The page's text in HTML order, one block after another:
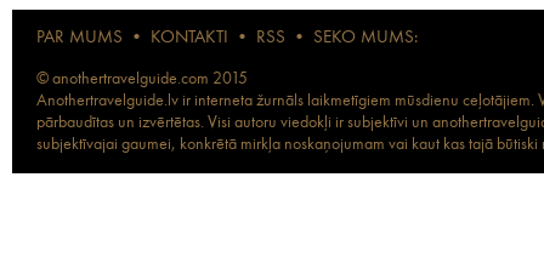
PAR MUMS • KONTAKTI • RSS • SEKO MUMS:
© anothertravelguide.com 2015
Anothertravelguide.lv ir interneta žurnāls laikmetīgiem mūsdienu
pārbaudītas un izvērtētas. Visi autoru viedokļi ir subjektīvi un
subjektīvajai gaumei, konkrētā mirkļa noskaņojumam vai kaut kas tajā